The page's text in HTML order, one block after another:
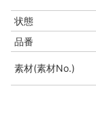
状態
品番
素材(素材No.)